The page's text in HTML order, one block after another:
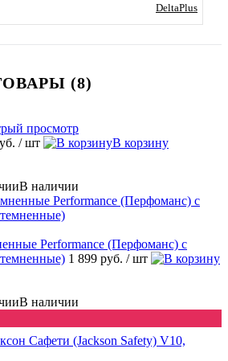
DeltaPlus
(8)
просмотр
/ шт
В корзину
В наличии
Performance (Перфоманс) с
1 899 руб. / шт
В наличии